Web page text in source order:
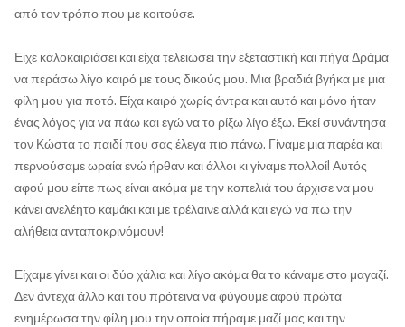
από τον τρόπο που με κοιτούσε.
Είχε καλοκαιριάσει και είχα τελειώσει την εξεταστική και πήγα Δράμα
να περάσω λίγο καιρό με τους δικούς μου. Μια βραδιά βγήκα με μια
φίλη μου για ποτό. Είχα καιρό χωρίς άντρα και αυτό και μόνο ήταν
ένας λόγος για να πάω και εγώ να το ρίξω λίγο έξω. Εκεί συνάντησα
τον Κώστα το παιδί που σας έλεγα πιο πάνω. Γίναμε μια παρέα και
περνούσαμε ωραία ενώ ήρθαν και άλλοι κι γίναμε πολλοί! Αυτός
αφού μου είπε πως είναι ακόμα με την κοπελιά του άρχισε να μου
κάνει ανελέητο καμάκι και με τρέλαινε αλλά και εγώ να πω την
αλήθεια ανταποκρινόμουν!
Είχαμε γίνει και οι δύο χάλια και λίγο ακόμα θα το κάναμε στο μαγαζί.
Δεν άντεχα άλλο και του πρότεινα να φύγουμε αφού πρώτα
ενημέρωσα την φίλη μου την οποία πήραμε μαζί μας και την